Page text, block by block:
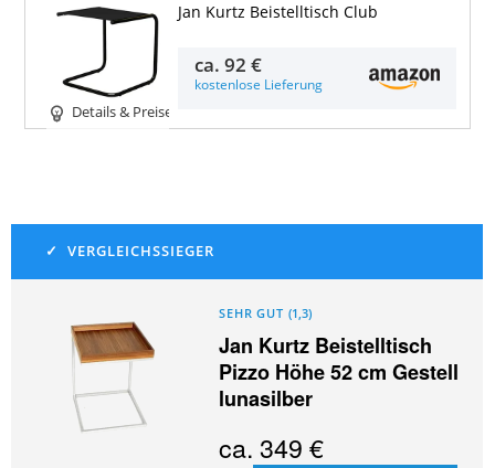
Details & Preise
Jan Kurtz Beistelltisch Club
ca.92 €
kostenlose Lieferung
SEHR GUT (1,3)
Jan Kurtz Beistelltisch
Pizzo Höhe 52 cm Gestell
lunasilber
ca.349 €